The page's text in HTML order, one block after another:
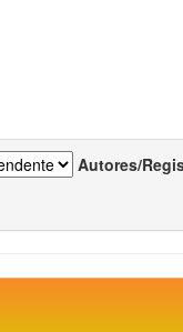
Autores/